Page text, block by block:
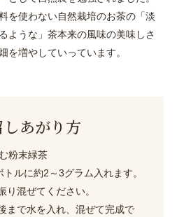
を使わない自然栽培のお茶の「淡
ような」茶本来の風味の美味しさ
を増やしていっています。
しあがり方
粉末緑茶
ルに約2～3グラム入れます。
り混ぜてください。
まで水を入れ、混ぜて完成で